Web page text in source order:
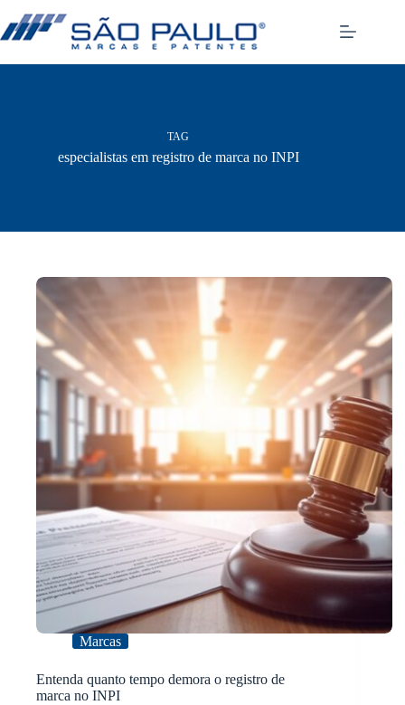
para
o
TAG
especialistas em registro de marca no INPI
Marcas
Entenda quanto tempo demora o registro de
marca no INPI